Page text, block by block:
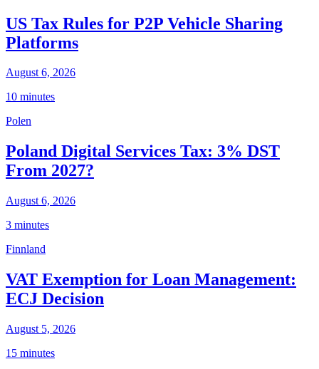
US Tax Rules for P2P Vehicle Sharing
Platforms
August 6, 2026
10 minutes
Polen
Poland Digital Services Tax: 3% DST
From 2027?
August 6, 2026
3 minutes
Finnland
VAT Exemption for Loan Management:
ECJ Decision
August 5, 2026
15 minutes